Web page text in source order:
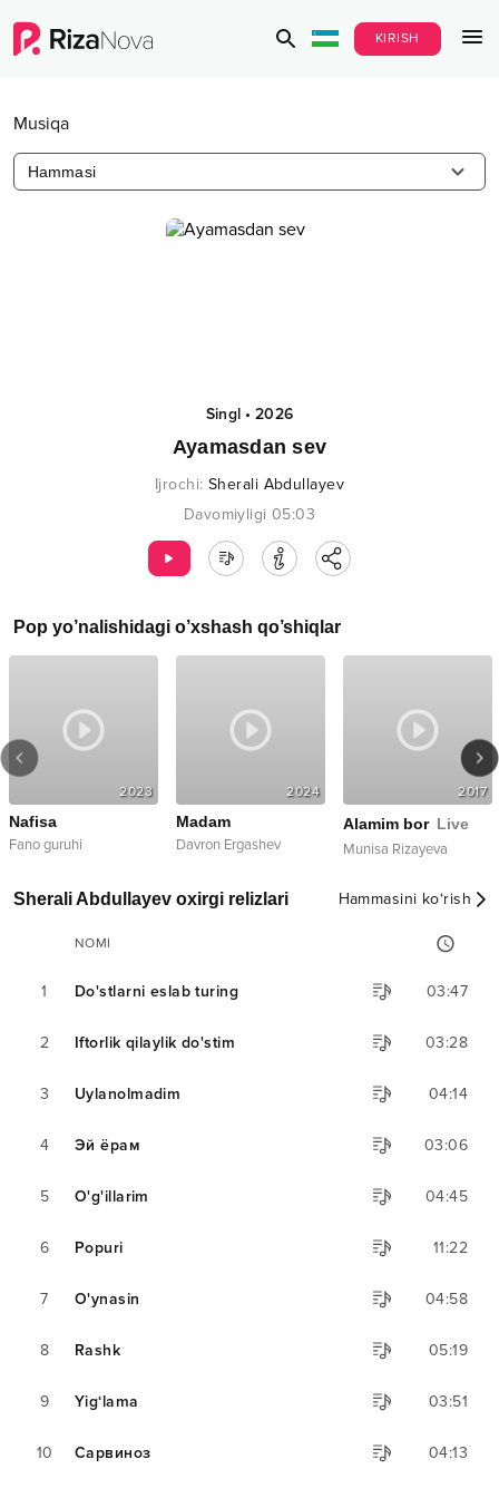
KIRISH
Musiqa
Hammasi
Singl•2026
Ayamasdan sev
Ijrochi:Sherali Abdullayev
Davomiyligi 05:03
Pop yo’nalishidagi o’xshash qo’shiqlar
2023
Nafisa
Fano guruhi
2024
Madam
Davron Ergashev
2017
Alamim bor Live
Munisa Rizayeva
Sherali Abdullayev oxirgi relizlari Hammasini ko‘rish
NOMI
1 Do'stlarni eslab turing 03:47
2 Iftorlik qilaylik do'stim 03:28
3 Uylanolmadim 04:14
4 Эй ёрам 03:06
5 O'g'illarim 04:45
6 Popuri 11:22
7 O'ynasin 04:58
8 Rashk 05:19
9 Yig‘lama 03:51
10 Сарвиноз 04:13